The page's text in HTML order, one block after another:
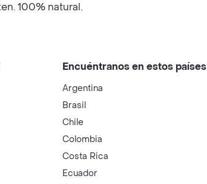
100% natural.
Encuéntranos en estos países
Argentina
Brasil
Chile
Colombia
Costa Rica
Ecuador